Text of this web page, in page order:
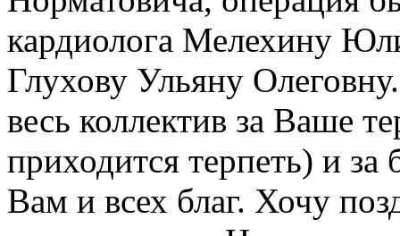
кардиолога Мелехину
Глухову Ульяну
весь коллектив за Ваше
приходится терпеть) и
Вам и всех благ. Хочу